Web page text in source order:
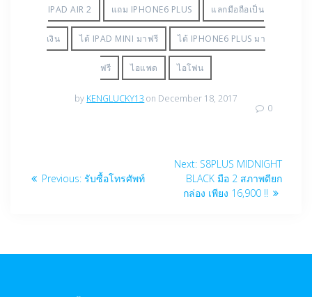
IPAD AIR 2 แถม IPHONE6 PLUS แลกมือถือเป็น
เงิน ได้ IPAD MINI มาฟรี ได้ IPHONE6 PLUS มา
ฟรี ไอแพด ไอโฟน
by KENGLUCKY13 on December 18, 2017
0
navigation
Previous: Previous
รับซื้อโทรศัพท์
Next: Next
post:
S8PLUS MIDNIGHT
BLACK มือ 2 สภาพดียก
กล่อง เพียง 16,900 !!